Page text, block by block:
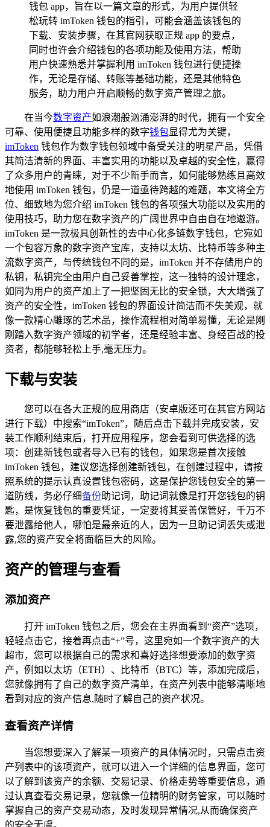
钱包 app，旨在以一篇文章的形式，为用户提供轻
松玩转 imToken 钱包的指引，可能会涵盖该钱包的
下载、安装步骤，在其官网获取正规 app 的要点，
同时也许会介绍钱包的各项功能及使用方法，帮助
用户快速熟悉并掌握利用 imToken 钱包进行便捷操
作，无论是存储、转账等基础功能，还是其他特色
服务，助力用户开启顺畅的数字资产管理之旅。
在当今数字资产如浪潮般汹涌澎湃的时代，拥有一个安全
可靠、使用便捷且功能多样的数字钱包显得尤为关键，
imToken 钱包作为数字钱包领域中备受关注的明星产品，凭借
其简洁清新的界面、丰富实用的功能以及卓越的安全性，赢得
了众多用户的青睐，对于不少新手而言，如何能够熟练且高效
地使用 imToken 钱包，仍是一道亟待跨越的难题，本文将全方
位、细致地为您介绍 imToken 钱包的各项强大功能以及实用的
使用技巧，助力您在数字资产的广阔世界中自由自在地遨游。
imToken 是一款极具创新性的去中心化多链数字钱包，它宛如
一个包容万象的数字资产宝库，支持以太坊、比特币等多种主
流数字资产，与传统钱包不同的是，imToken 并不存储用户的
私钥，私钥完全由用户自己妥善掌控，这一独特的设计理念，
如同为用户的资产加上了一把坚固无比的安全锁，大大增强了
资产的安全性，imToken 钱包的界面设计简洁而不失美观，就
像一款精心雕琢的艺术品，操作流程相对简单易懂，无论是刚
刚踏入数字资产领域的初学者，还是经验丰富、身经百战的投
资者，都能够轻松上手,毫无压力。
下载与安装
您可以在各大正规的应用商店（安卓版还可在其官方网站
进行下载）中搜索“imToken”，随后点击下载并完成安装，安
装工作顺利结束后，打开应用程序，您会看到可供选择的选
项：创建新钱包或者导入已有的钱包，如果您是首次接触
imToken 钱包，建议您选择创建新钱包，在创建过程中，请按
照系统的提示认真设置钱包密码，这是保护您钱包安全的第一
道防线，务必仔细备份助记词，助记词就像是打开您钱包的钥
匙，是恢复钱包的重要凭证，一定要将其妥善保管好，千万不
要泄露给他人，哪怕是最亲近的人，因为一旦助记词丢失或泄
露,您的资产安全将面临巨大的风险。
资产的管理与查看
添加资产
打开 imToken 钱包之后，您会在主界面看到“资产”选项，
轻轻点击它，接着再点击“+”号，这里宛如一个数字资产的大
超市，您可以根据自己的需求和喜好选择想要添加的数字资
产，例如以太坊（ETH）、比特币（BTC）等，添加完成后，
您就像拥有了自己的数字资产清单，在资产列表中能够清晰地
看到对应的资产信息,随时了解自己的资产状况。
查看资产详情
当您想要深入了解某一项资产的具体情况时，只需点击资
产列表中的该项资产，就可以进入一个详细的信息界面，您可
以了解到该资产的余额、交易记录、价格走势等重要信息，通
过认真查看交易记录，您就像一位精明的财务管家，可以随时
掌握自己的资产交易动态，及时发现异常情况,从而确保资产
的安全无虞。